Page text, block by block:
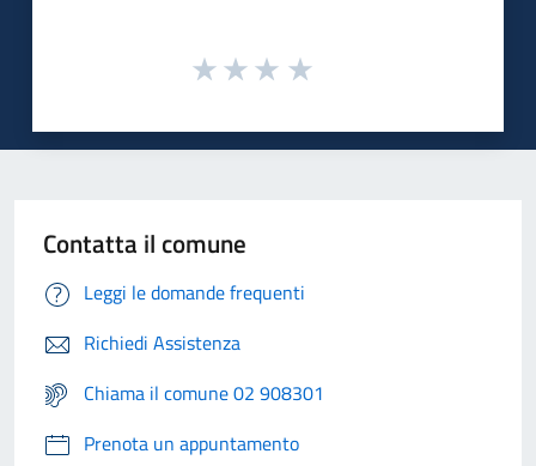
Contatta il comune
Leggi le domande frequenti
Richiedi Assistenza
Chiama il comune 02 908301
Prenota un appuntamento